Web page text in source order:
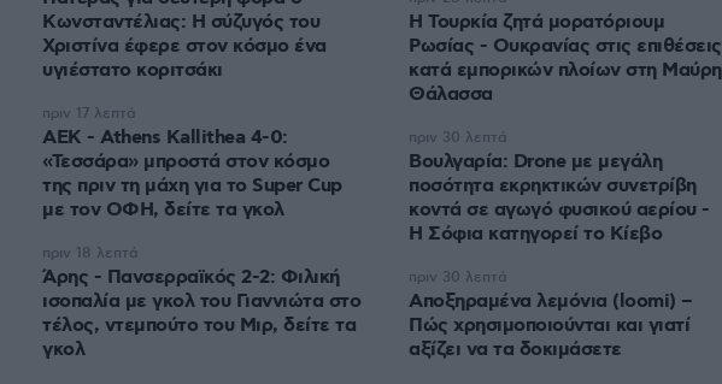
Κωνσταντέλιας: Η σύζυγός του
Χριστίνα έφερε στον κόσμο ένα
υγιέστατο κοριτσάκι
ΑΕΚ - Athens Kallithea 4-0:
«Τεσσάρα» μπροστά στον κόσμο
της πριν τη μάχη για το Super Cup
με τον ΟΦΗ, δείτε τα γκολ
πριν 17 λεπτά
Άρης - Πανσερραϊκός 2-2: Φιλική
ισοπαλία με γκολ του Γιαννιώτα στο
τέλος, ντεμπούτο του Μιρ, δείτε τα
γκολ
πριν 18 λεπτά
Η Τουρκία ζητά μορατόριουμ
Ρωσίας - Ουκρανίας στις επιθέσεις
κατά εμπορικών πλοίων στη Μαύρη
Θάλασσα
Βουλγαρία: Drone με μεγάλη
ποσότητα εκρηκτικών συνετρίβη
κοντά σε αγωγό φυσικού αερίου -
Η Σόφια κατηγορεί το Κίεβο
πριν 30 λεπτά
Αποξηραμένα λεμόνια (loomi) –
Πώς χρησιμοποιούνται και γιατί
αξίζει να τα δοκιμάσετε
πριν 30 λεπτά